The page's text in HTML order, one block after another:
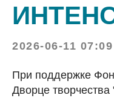
2026-06-11 07:09
При поддержке
Дворце